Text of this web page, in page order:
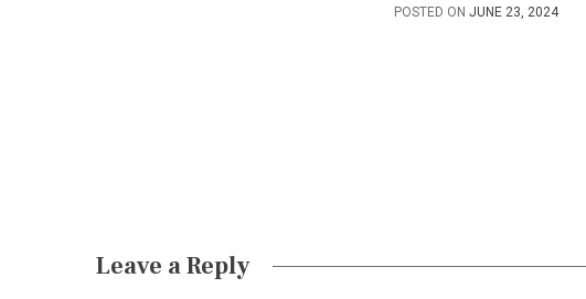
POSTED ONJUNE 23, 2024
Leave a Reply